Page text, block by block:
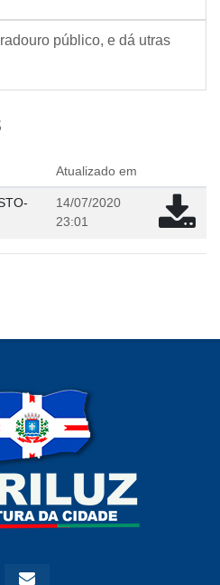
público, e dá utras
Atualizado em
14/07/2020
23:01